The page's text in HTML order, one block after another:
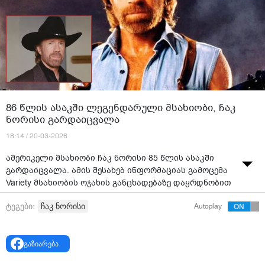
86 წლის ასაკში ლეგენდარული მსახიობი, ჩაკ
ნორისი გარდაიცვალა
18:14 / 20-03-2026
ამერიკელი მსახიობი ჩაკ ნორისი 85 წლის ასაკში
გარდაიცვალა. ამის შესახებ ინფორმაციას გამოცემა
Variety მსახიობის ოჯახის განცხადებაზე დაყრდნობით
ავრცელებს.
ინფორმაცია მისი გარდაცვალების შესახებ.
ტეგები: ჩაკ ნორისი Autoplay
გაზიარება